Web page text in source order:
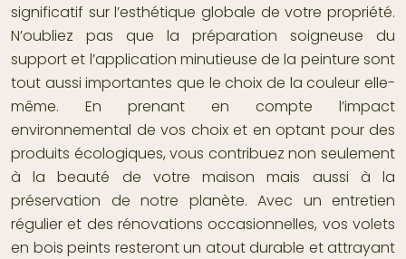
significatif sur l’esthétique globale de votre propriété.
N’oubliez pas que la préparation soigneuse du
support et l’application minutieuse de la peinture sont
tout aussi importantes que le choix de la couleur elle-
même. En prenant en compte l’impact
environnemental de vos choix et en optant pour des
produits écologiques, vous contribuez non seulement
à la beauté de votre maison mais aussi à la
préservation de notre planète. Avec un entretien
régulier et des rénovations occasionnelles, vos volets
en bois peints resteront un atout durable et attrayant